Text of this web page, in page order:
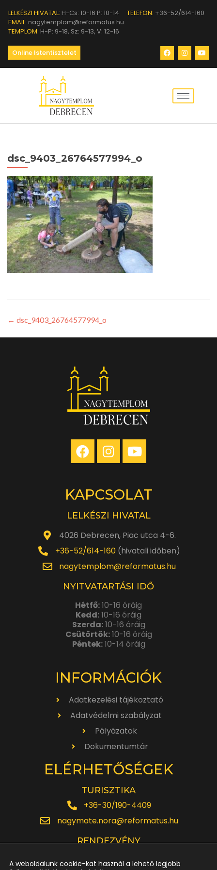
LELKÉSZI HIVATAL: H-Cs: 10-16 P: 10-14 TELEFON: +36-52/614-160
EMAIL: nagytemplom@reformatus.hu
TEMPLOM: H-P: 9-18, Sz: 9-13, V: 12-16
Online Istentisztelet
dsc_9403_26764577994_o
← dsc_9403_26764577994_o
KAPCSOLAT
LELKÉSZI HIVATAL
4026 Debrecen, Piac utca 4-6.
+36-52/614-160(hivatali időben)
nagytemplom@reformatus.hu
NYITVATARTÁSI IDŐ
Hétfő:10-16 óráig
Kedd:10-16 óráig
Szerda:10-16 óráig
Csütörtök:10-16 óráig
Péntek:10-14 óráig
INFORMÁCIÓK
Adatkezelési tájékoztató
Adatvédelmi szabályzat
Pályázatok
Dokumentumtár
ELÉRHETŐSÉGEK
TURISZTIKA
+36-30/190-4409
nagymate.nora@reformatus.hu
RENDEZVÉNY
A weboldalunk cookie-kat használ a lehető legjobb